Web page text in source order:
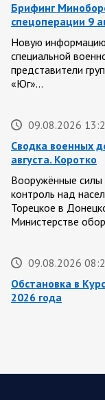
Брифинг
спецоперации 9
Новую
специальной
представители
«Юг»…
09.08.2026
Сводка военных
августа. Коротко
Вооружённые силы
контроль над
Торецкое в
Министерстве
09.08.2026
Обстановка в
2026 года